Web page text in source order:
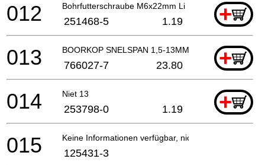
Bohrfutterschraube M6x22mm Li +
012 251468-5 1.19
BOORKOP SNELSPAN 1,5-13MM +
013 766027-7 23.80
Niet 13 +
014 253798-0 1.19
Keine Informationen verfügbar, nicht bestellbar
015 125431-3